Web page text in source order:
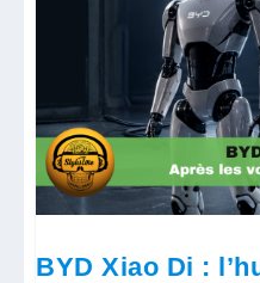
BYD Xiao Di :